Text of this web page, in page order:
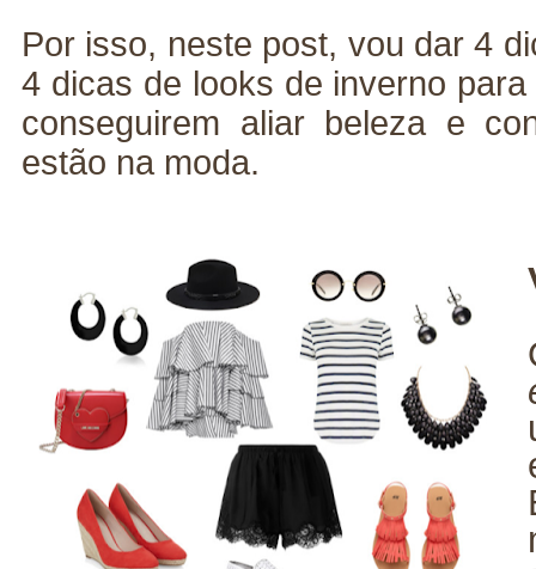
Por isso, neste post, vou dar 4
4 dicas de looks de inverno
conseguirem aliar beleza e
estão na moda.